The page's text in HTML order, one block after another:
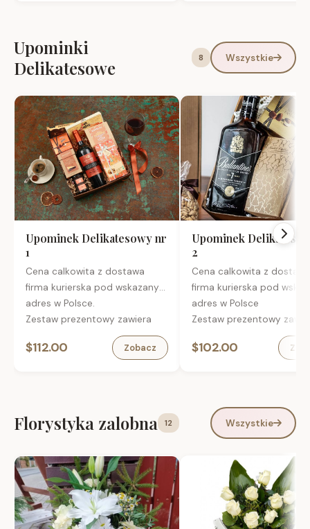
Upominki
Delikatesowe
8 Wszystkie
Upominek Delikatesowy nr
1
Cena calkowita z dostawa
firma kurierska pod wskazany
adres w Polsce.
Zestaw prezentowy zawiera
Francuskie trufle czekoladowe
z likierem pomarańczowym
Puglia
Kandyzowane pomarańcze w
Hiszpański tradycyjny turron z
mielonymi migdałami San
Andres, 150 g
Kawa, – 100% arabica o
$112.00 Zobacz
Upominek
2
Cena calkowita z dostawa
firma kurierska pod
adres w Polsce
Zestaw prezentowy
Szkocka whisky
YO, finiszowana w
Orzeszki ziemne prażone
karmelu 100 g
Ekskluzywna kawa
100% arabica 100 g
Opakowanie:
$102.00
Florystyka zalobna 12 Wszystkie